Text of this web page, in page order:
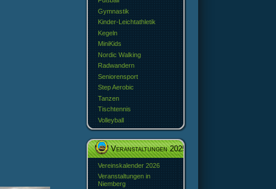
Gymnastik
Kinder-Leichtathletik
Kegeln
MiniKids
Nordic Walking
Radwandern
Seniorensport
Step Aerobic
Tanzen
Tischtennis
Volleyball
Veranstaltungen 2025
Vereinskalender 2026
Veranstaltungen in
Niemberg